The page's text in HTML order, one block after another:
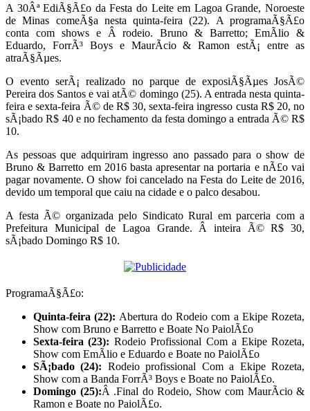
A 30Âª EdiÃ§Ã£o da Festa do Leite em Lagoa Grande, Noroeste
de Minas comeÃ§a nesta quinta-feira (22). A programaÃ§Ã£o
conta com shows e Â rodeio. Bruno & Barretto; EmÃ­lio &
Eduardo, ForrÃ³ Boys e MaurÃ­cio & Ramon estÃ¡ entre as
atraÃ§Ãµes.
O evento serÃ¡ realizado no parque de exposiÃ§Ãµes JosÃ©
Pereira dos Santos e vai atÃ© domingo (25). A entrada nesta quinta-
feira e sexta-feira Ã© de R$ 30, sexta-feira ingresso custa R$ 20, no
sÃ¡bado R$ 40 e no fechamento da festa domingo a entrada Ã© R$
10.
As pessoas que adquiriram ingresso ano passado para o show de
Bruno & Barretto em 2016 basta apresentar na portaria e nÃ£o vai
pagar novamente. O show foi cancelado na Festa do Leite de 2016,
devido um temporal que caiu na cidade e o palco desabou.
A festa Ã© organizada pelo Sindicato Rural em parceria com a
Prefeitura Municipal de Lagoa Grande. Â inteira Ã© R$ 30,
sÃ¡bado Domingo R$ 10.
ProgramaÃ§Ã£o:
Quinta-feira (22): Abertura do Rodeio com a Ekipe Rozeta,
Show com Bruno e Barretto e Boate No PaiolÃ£o
Sexta-feira (23): Rodeio Profissional Com a Ekipe Rozeta,
Show com EmÃ­lio e Eduardo e Boate no PaiolÃ£o
SÃ¡bado (24): Rodeio profissional Com a Ekipe Rozeta,
Show com a Banda ForrÃ³ Boys e Boate no PaiolÃ£o.
Domingo (25):Â .Final do Rodeio, Show com MaurÃ­cio &
Ramon e Boate no PaiolÃ£o.